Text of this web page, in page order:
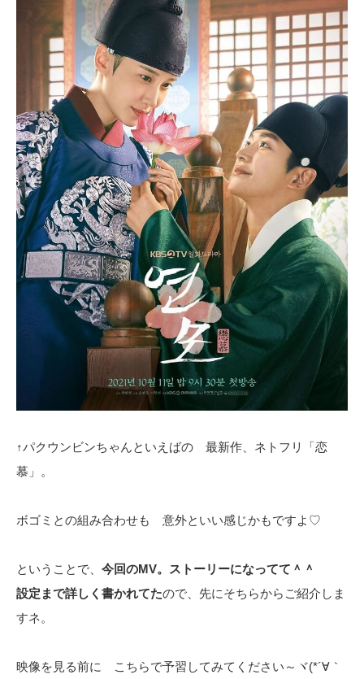
↑パクウンビンちゃんといえばの 最新作、ネトフリ「恋
慕」。
ボゴミとの組み合わせも 意外といい感じかもですよ♡
ということで、 今回のMV。ストーリーになってて＾＾
設定まで詳しく書かれてたので、先にそちらからご紹介しま
すネ。
映像を見る前に こちらで予習してみてください～ヾ(*´∀｀